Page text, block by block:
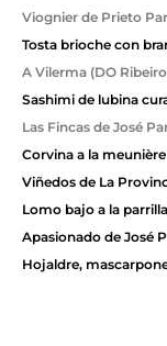
Viognier de Prieto
Tosta brioche con
A Vilerma (DO
Sashimi de lubina
Las Fincas de José
Corvina a la
Viñedos de La
Lomo bajo a la
Apasionado de José
Hojaldre,